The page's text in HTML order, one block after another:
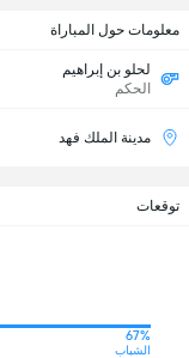
معلومات حول المباراة
لحلو بن إبراهيم
الحكم
مدينة الملك فهد
توقعات
67%
الشباب